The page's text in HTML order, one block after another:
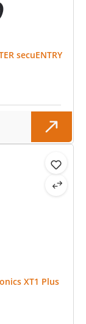
secuENTRY
XT1 Plus